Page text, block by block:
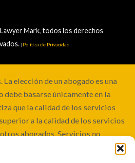
Mark, todos los derechos
| Política de Privacidad
elección de un abogado es una
basarse únicamente en la
que la calidad de los servicios
a la calidad de los servicios
abogados. Servicios no
jurisdicciones. Aunque este bufete